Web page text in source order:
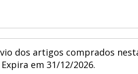
dos artigos comprados
em 31/12/2026.